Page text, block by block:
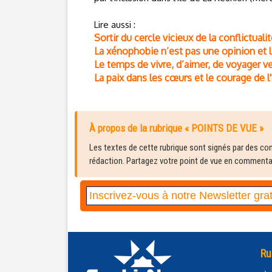
Lire aussi :
Sortir du cercle vicieux de la
La xénophobie n’est pas une opinion
Le temps de vivre, d’aimer, de voyager
La paix dans les cœurs et le courage
À propos de la rubrique « POINTS DE VUE »
Les textes de cette rubrique sont signés par des
rédaction. Partagez votre point de vue en